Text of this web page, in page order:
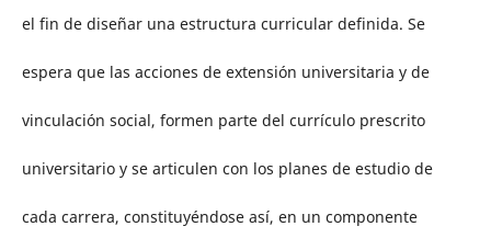
el fin de diseñar una estructura curricular definida. Se
espera que las acciones de extensión universitaria y de
vinculación social, formen parte del currículo prescrito
universitario y se articulen con los planes de estudio de
cada carrera, constituyéndose así, en un componente